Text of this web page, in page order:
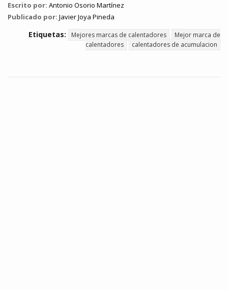
Escrito por: Antonio Osorio Martínez
Publicado por: Javier Joya Pineda
Etiquetas: Mejores marcas de calentadores
Mejor marca de
calentadores
calentadores de acumulacion